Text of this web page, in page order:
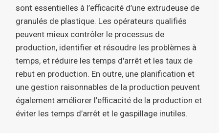
sont essentielles à l’efficacité d’une extrudeuse de
granulés de plastique. Les opérateurs qualifiés
peuvent mieux contrôler le processus de
production, identifier et résoudre les problèmes à
temps, et réduire les temps d'arrêt et les taux de
rebut en production. En outre, une planification et
une gestion raisonnables de la production peuvent
également améliorer l’efficacité de la production et
éviter les temps d’arrêt et le gaspillage inutiles.